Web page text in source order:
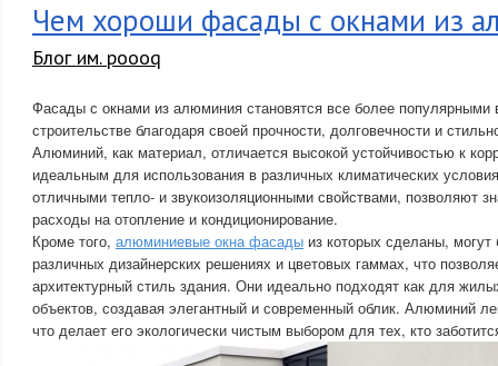
Чем хороши фасады с окнами из
Блог им. poooq
Фасады с окнами из алюминия становятся все более популярными
строительстве благодаря своей прочности, долговечности и
Алюминий, как материал, отличается высокой устойчивостью к
идеальным для использования в различных климатических
отличными тепло- и звукоизоляционными свойствами, позволяют
расходы на отопление и кондиционирование.
Кроме того, алюминиевые окна фасады из которых сделаны,
различных дизайнерских решениях и цветовых гаммах, что
архитектурный стиль здания. Они идеально подходят как для
объектов, создавая элегантный и современный облик. Алюминий
что делает его экологически чистым выбором для тех, кто